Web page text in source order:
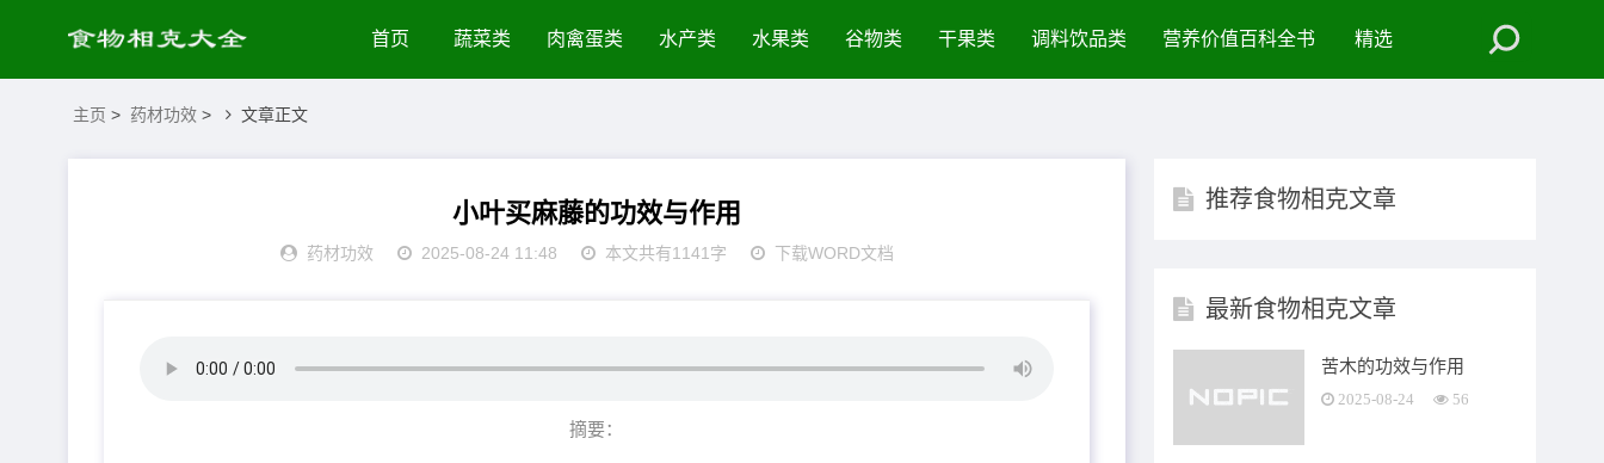
首页 蔬菜类 肉禽蛋类 水产类 水果类 谷物类 干果类 调料饮品类 营养价值百科全书 精选
主页 > 药材功效 > 文章正文
小叶买麻藤的功效与作用
药材功效 2025-08-24 11:48 本文共有1141字 下载WORD文档
摘要：
推荐食物相克文章
最新食物相克文章
苦木的功效与作用
2025-08-24 56